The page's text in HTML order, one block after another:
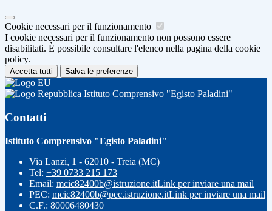
Cookie necessari per il funzionamento
I cookie necessari per il funzionamento non possono essere
disabilitati. È possibile consultare l'elenco nella pagina della cookie
policy.
Accetta tutti Salva le preferenze
Istituto Comprensivo "Egisto Paladini"
Contatti
Istituto Comprensivo "Egisto Paladini"
Via Lanzi, 1 - 62010 - Treia (MC)
Tel: +39 0733 215 173
Email: mcic82400b@istruzione.itLink per inviare una mail
PEC: mcic82400b@pec.istruzione.itLink per inviare una mail
C.F.: 80006480430